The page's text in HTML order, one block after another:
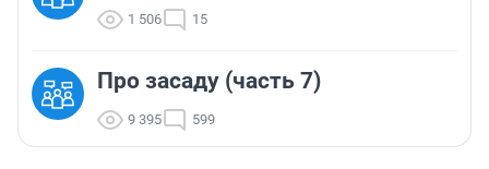
1 506 15
Про засаду (часть 7)
9 395 599